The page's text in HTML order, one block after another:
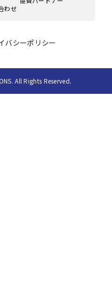
わせ
バシーポリシー
All Rights Reserved.